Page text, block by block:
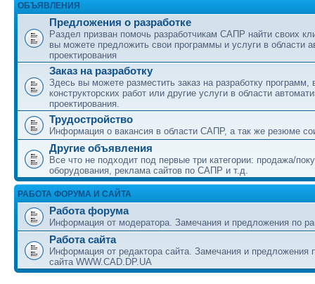
ОБЪЯВЛЕНИЯ
Предложения о разработке
Раздел призван помочь разработчикам САПР найти своих
вы можете предложить свои программы и услуги в области
проектирования
Заказ на разработку
Здесь вы можете разместить заказ на разработку программ,
конструкторских работ или другие услуги в области
проектирования.
Трудостройство
Информация о вакансия в области САПР, а так же резюме
Другие объявления
Все что не подходит под первые три категории: продажа/
оборудования, реклама сайтов по САПР и т.д.
РАБОТА ФОРУМА И САЙТА
Работа форума
Информация от модератора. Замечания и предложения по
Работа сайта
Информация от редактора сайта. Замечания и предложения
сайта WWW.CAD.DP.UA